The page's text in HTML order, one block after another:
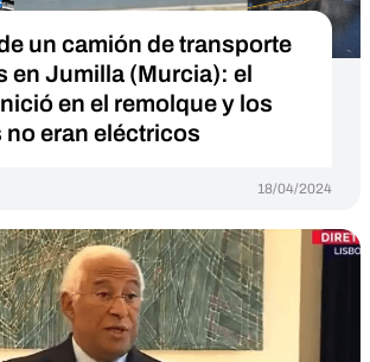
un camión de transporte
en Jumilla (Murcia): el
en el remolque y los
eran eléctricos
18/04/2024